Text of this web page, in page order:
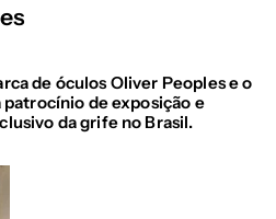
de óculos Oliver Peoples e o
patrocínio de exposição e
da grife no Brasil.